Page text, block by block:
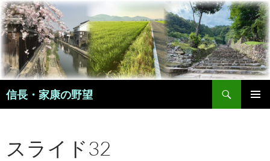
コ
ン
テ
ツ
へ
ス
キ
信長・家康の野望
索
スライド32